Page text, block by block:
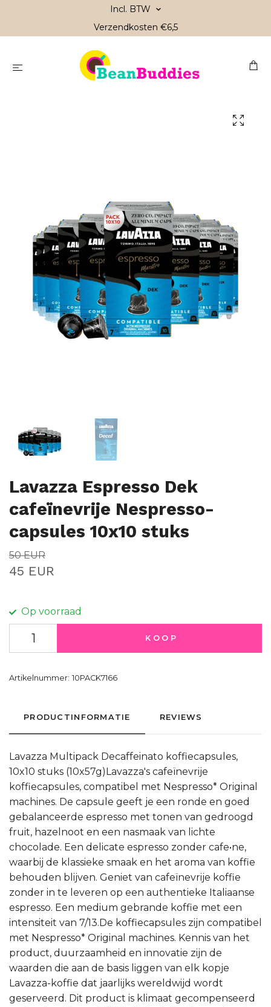
Incl. BTW
Verzendkosten €6,5
Lavazza Espresso Dek
cafeïnevrije Nespresso-
capsules 10x10 stuks
50 EUR
45 EUR
Op voorraad
KOOP
Artikelnummer: 10PACK7166
PRODUCTINFORMATIE REVIEWS
Lavazza Multipack Decaffeinato koffiecapsules,
10x10 stuks (10x57g)Lavazza's cafeïnevrije
koffiecapsules, compatibel met Nespresso* Original
machines. De capsule geeft je een ronde en goed
gebalanceerde espresso met tonen van gedroogd
fruit, hazelnoot en een nasmaak van lichte
chocolade. Een delicate espresso zonder cafe•ne,
waarbij de klassieke smaak en het aroma van koffie
behouden blijven. Geniet van cafeïnevrije koffie
zonder in te leveren op een authentieke Italiaanse
espresso. Een medium gebrande koffie met een
intensiteit van 7/13.De koffiecapsules zijn compatibel
met Nespresso* Original machines. Kennis van het
product, duurzaamheid en innovatie zijn de
waarden die aan de basis liggen van elk kopje
Lavazza-koffie dat jaarlijks wereldwijd wordt
geserveerd. Dit product is klimaat gecompenseerd